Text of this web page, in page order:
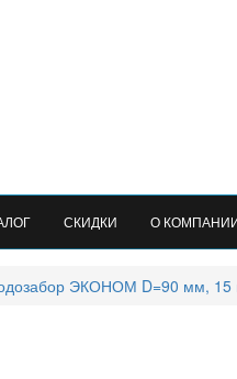
СКИДКИ О
ЭКОНОМ D=90 мм, 15